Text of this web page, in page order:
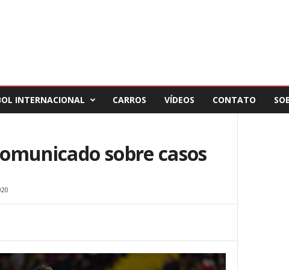
INTERNACIONAL CARROS VÍDEOS CONTATO
sobre casos